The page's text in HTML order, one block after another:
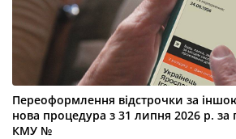
Переоформлення відстрочки за
нова процедура з 31 липня 2026 р. за
КМУ №